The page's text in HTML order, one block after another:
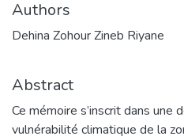
Authors
Dehina Zohour Zineb Riyane
Abstract
Ce mémoire s’inscrit dans une
vulnérabilité climatique de la